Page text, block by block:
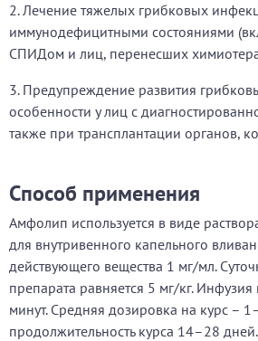
2. Лечение тяжелых грибковых
иммунодефицитными состояниями
СПИДом и лиц, перенесших
3. Предупреждение развития
особенности у лиц с
также при трансплантации органов,
Способ применения
Амфолип используется в виде
для внутривенного капельного
действующего вещества 1 мг/мл.
препарата равняется 5 мг/кг.
минут. Средняя дозировка на курс –
продолжительность курса 14–28 дней.